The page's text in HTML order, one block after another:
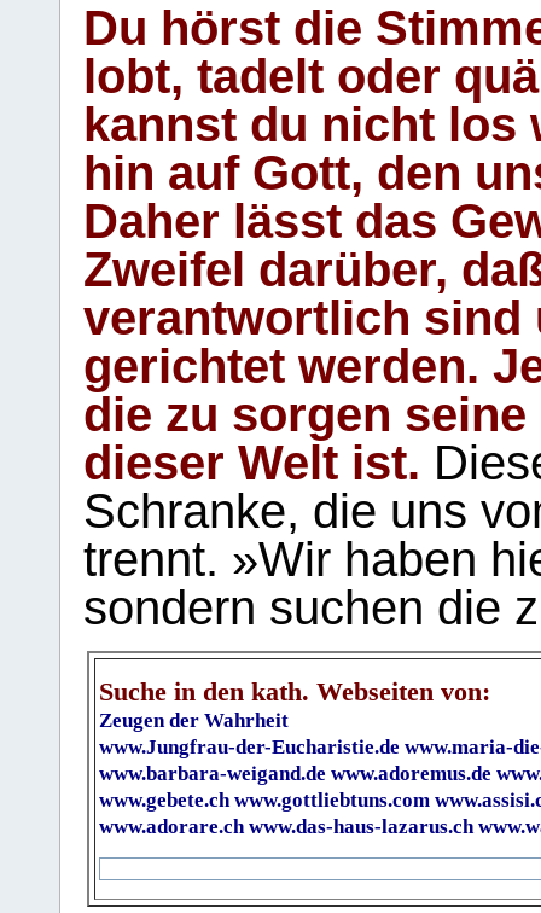
Du hörst die
lobt, tadelt oder
kannst du nicht los
hin auf Gott, den
Daher lässt das
Zweifel darüber,
verantwortlich sind
gerichtet werden.
die zu sorgen
dieser Welt ist.
Schranke, die uns
trennt. »Wir haben
sondern suchen die
Suche in den kath. Webseiten von:
Zeugen der Wahrheit
www.Jungfrau-der-Eucharistie.de www.maria-
www.barbara-weigand.de www.adoremus.de
www.gebete.ch www.gottliebtuns.com
www.adorare.ch www.das-haus-lazarus.ch